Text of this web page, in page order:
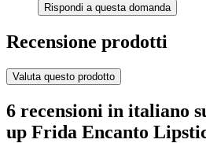
Rispondi a questa domanda
Recensione prodotti
Valuta questo prodotto
6 recensioni in italiano
up Frida Encanto